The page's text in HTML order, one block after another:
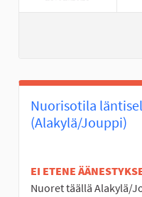
Nuorisotila
(Alakylä/Jouppi)
EI ETENE
Nuoret täällä Alakylä/